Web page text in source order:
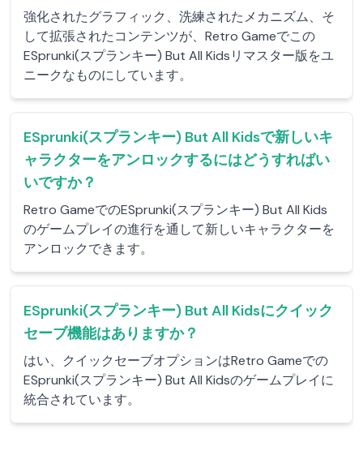
強化されたグラフィック、洗練されたメカニズム、そ
して拡張されたコンテンツが、Retro Gameでこの
ESprunki(スプランキー) But All Kidsリマスター版をユ
ニークなものにしています。
ESprunki(スプランキー) But All Kidsで新しいキ
ャラクターをアンロックするにはどうすればい
いですか？
Retro GameでのESprunki(スプランキー) But All Kids
のゲームプレイの進行を通して新しいキャラクターを
アンロックできます。
ESprunki(スプランキー) But All Kidsにクイック
セーブ機能はありますか？
はい、クイックセーブオプションはRetro Gameでの
ESprunki(スプランキー) But All Kidsのゲームプレイに
統合されています。